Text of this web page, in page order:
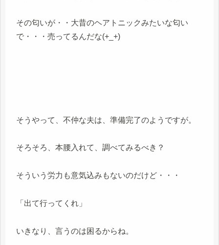
その匂いが・・大昔のヘアトニックみたいな匂い
で・・・売ってるんだな(+_+)
そうやって、不仲な夫は、準備完了のようですが。
そろそろ、本腰入れて、調べてみるべき？
そういう労力も意気込みもないのだけど・・・
「出て行ってくれ」
いきなり、言うのは困るからね。